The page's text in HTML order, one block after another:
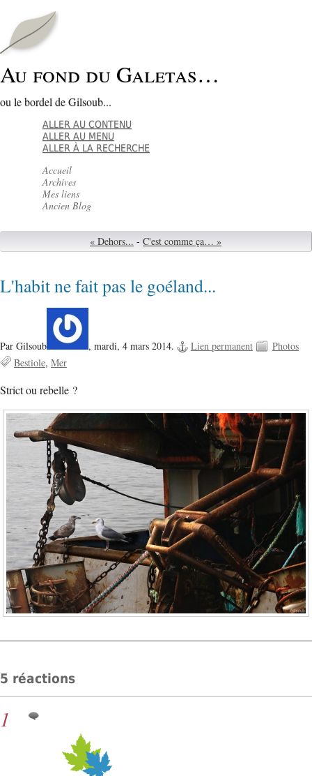
Au fond du Galetas…
ou le bordel de Gilsoub...
ALLER AU CONTENU
ALLER AU MENU
ALLER À LA RECHERCHE
Accueil
Archives
Mes liens
Ancien Blog
« Dehors... - C'est comme ça… »
L'habit ne fait pas le goéland...
Par Gilsoub , mardi, 4 mars 2014. Lien permanent
Photos
Bestiole Mer
Strict ou rebelle ?
5 réactions
1